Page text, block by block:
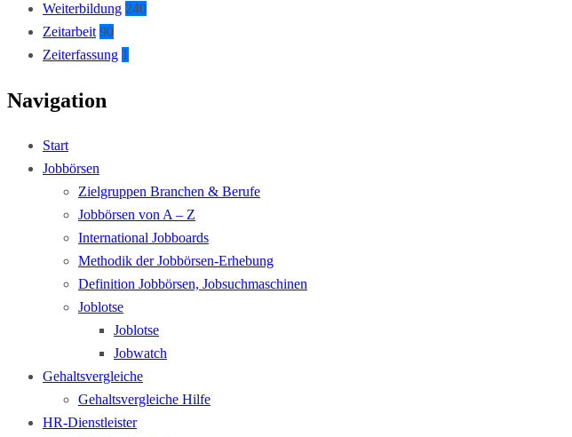
Weiterbildung 240
Zeitarbeit 90
Zeiterfassung 1
Navigation
Start
Jobbörsen
Zielgruppen Branchen & Berufe
Jobbörsen von A – Z
International Jobboards
Methodik der Jobbörsen-Erhebung
Definition Jobbörsen, Jobsuchmaschinen
Joblotse
Joblotse
Jobwatch
Gehaltsvergleiche
Gehaltsvergleiche Hilfe
HR-Dienstleister